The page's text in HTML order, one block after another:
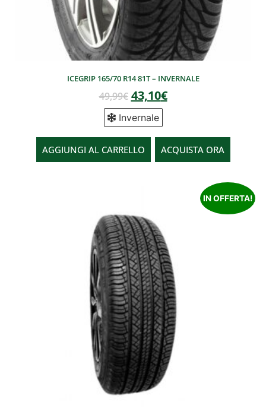
ICEGRIP 165/70 R14 81T – INVERNALE
49,99€ 43,10€
Invernale
AGGIUNGI AL CARRELLO ACQUISTA ORA
IN OFFERTA!